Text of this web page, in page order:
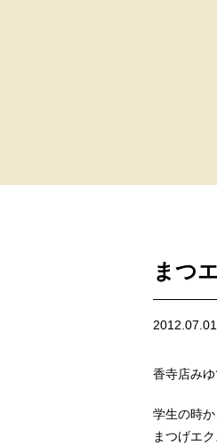
まつ
2012.07.01
香寺店みゆ
学生の時
まつげエ